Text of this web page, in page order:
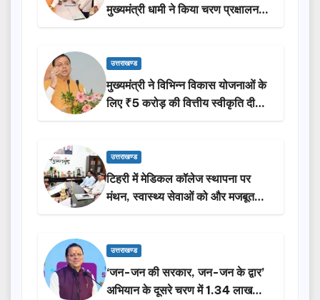
मुख्यमंत्री धामी ने किया चरण प्रक्षालन…
उत्तराखण्ड
मुख्यमंत्री ने विभिन्न विकास योजनाओं के
लिए ₹5 करोड़ की वित्तीय स्वीकृति दी…
उत्तराखण्ड
टिहरी में मेडिकल कॉलेज स्थापना पर
मंथन, स्वास्थ्य सेवाओं को और मजबूत
करेगी सरकार: मुख्यमंत्री धामी…
उत्तराखण्ड
‘जन-जन की सरकार, जन-जन के द्वार’
अभियान के दूसरे चरण में 1.34 लाख